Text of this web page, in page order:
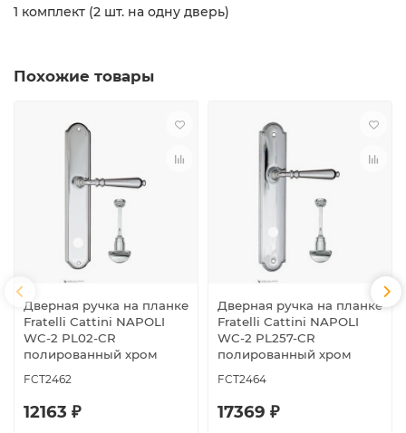
1 комплект (2 шт. на одну дверь)
Похожие товары
Дверная ручка на планке
Fratelli Cattini NAPOLI
WC-2 PL02-CR
полированный хром
FCT2462
12163 ₽
Дверная ручка на планке
Fratelli Cattini NAPOLI
WC-2 PL257-CR
полированный хром
FCT2464
17369 ₽